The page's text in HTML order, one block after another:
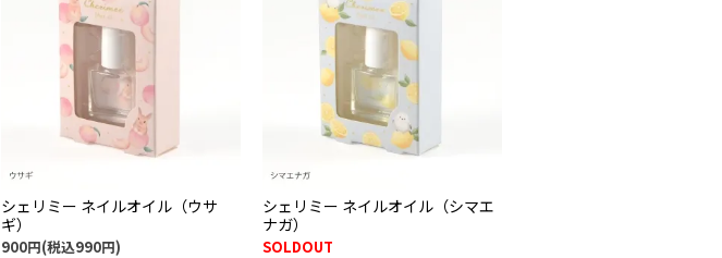
シェリミー ネイルオイル（ウサ
ギ）
900円(税込990円)
シェリミー ネイルオイル（シマエ
ナガ）
SOLDOUT